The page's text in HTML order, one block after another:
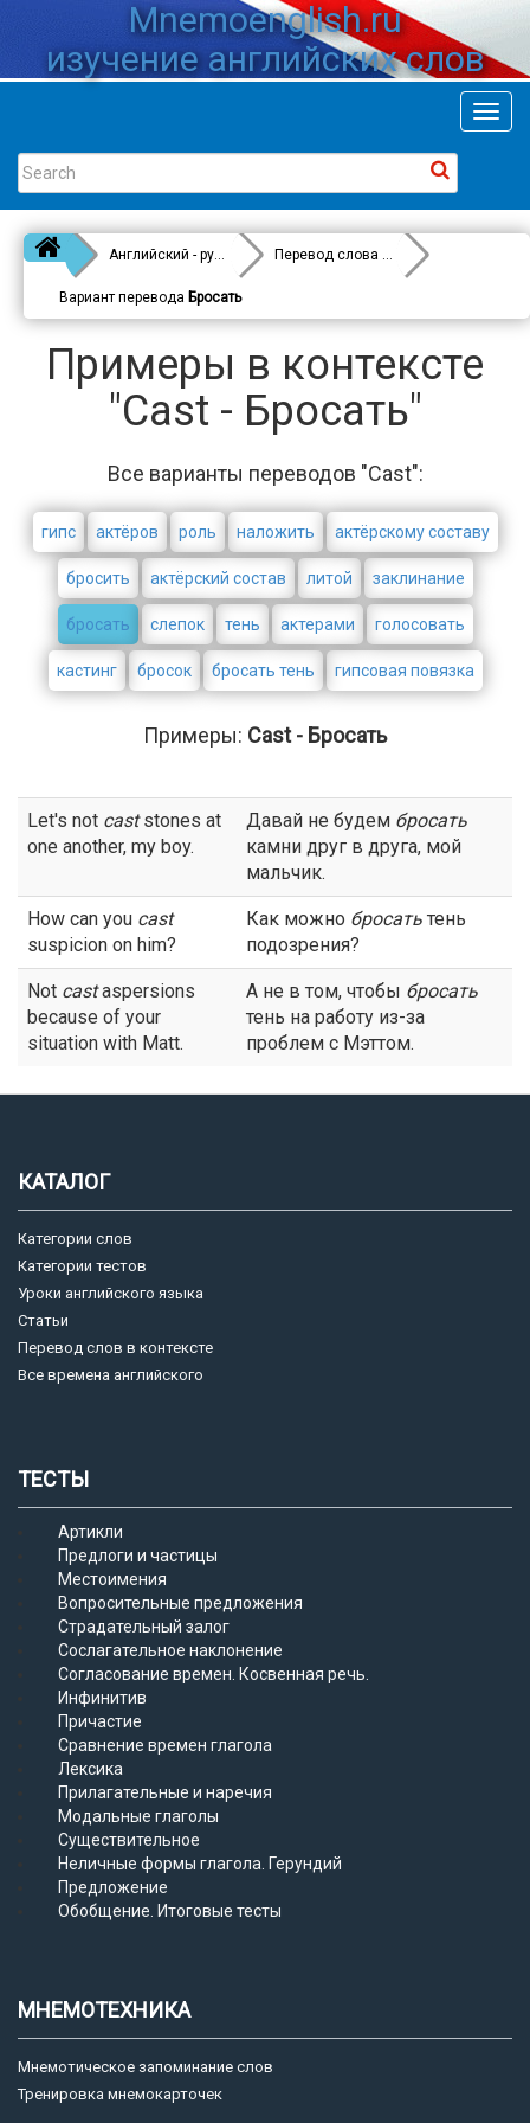
Mnemoenglish.ru
изучение английских слов
Английский - русский Перевод слова
Cast
Вариант перевода Бросать
Примеры в контексте
"Cast - Бросать"
Все варианты переводов "Cast":
гипс актёров роль наложить актёрскому составу
бросить актёрский состав литой заклинание
бросать слепок тень актерами голосовать
кастинг бросок бросать тень гипсовая повязка
Примеры: Cast - Бросать
Let's not caststones at
one another, my boy.
Давай не будем бросать
камни друг в друга, мой
мальчик.
How can you cast
suspicion on him?
Как можно бросать тень
подозрения?
Not castaspersions
because of your
situation with Matt.
А не в том, чтобы бросать
тень на работу из-за
проблем с Мэттом.
КАТАЛОГ
Категории слов
Категории тестов
Уроки английского языка
Статьи
Перевод слов в контексте
Все времена английского
ТЕСТЫ
Артикли
Предлоги и частицы
Местоимения
Вопросительные предложения
Страдательный залог
Сослагательное наклонение
Согласование времен. Косвенная речь.
Инфинитив
Причастие
Сравнение времен глагола
Лексика
Прилагательные и наречия
Модальные глаголы
Существительное
Неличные формы глагола. Герундий
Предложение
Обобщение. Итоговые тесты
МНЕМОТЕХНИКА
Мнемотическое запоминание слов
Тренировка мнемокарточек